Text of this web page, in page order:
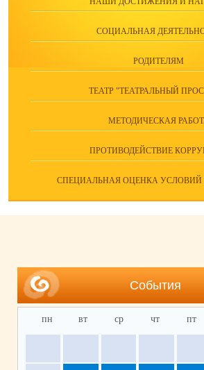
СОЦИАЛЬНАЯ
РОДИТЕЛЯМ
ТЕАТР "ТЕАТРАЛЬНЫЙ
МЕТОДИЧЕСКАЯ
ПРОТИВОДЕЙСТВИЕ
СПЕЦИАЛЬНАЯ ОЦЕНКА УСЛОВИЙ
События
пн вт ср чт пт